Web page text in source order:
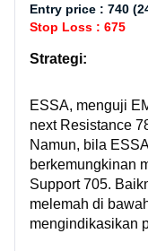
Entry price : 740
Stop Loss : 675
Strategi:
ESSA, menguji
next Resistance
Namun, bila
berkemungkinan
Support 705.
melemah di
mengindikasikan